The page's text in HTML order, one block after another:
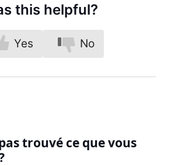
this helpful?
Yes No
trouvé ce que vous